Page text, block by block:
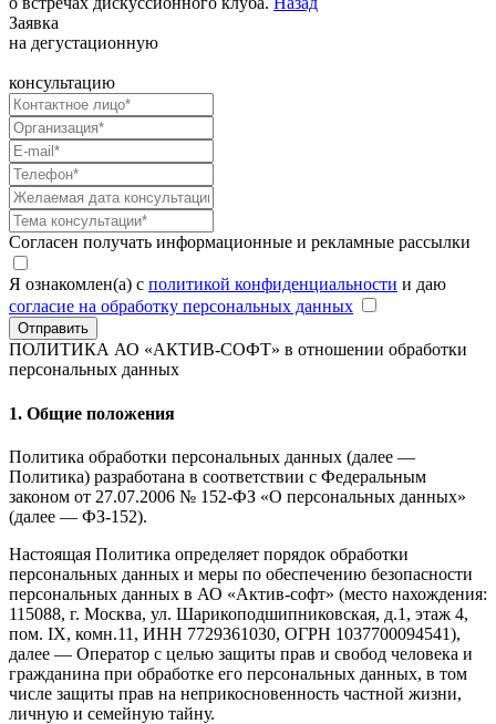
Заявка
на дегустационную
консультацию
Согласен получать информационные и рекламные рассылки
Я ознакомлен(а) с политикой конфиденциальности и даю
согласие на обработку персональных данных
Отправить
ПОЛИТИКА АО «АКТИВ-СОФТ» в отношении обработки
персональных данных
1. Общие положения
Политика обработки персональных данных (далее —
Политика) разработана в соответствии с Федеральным
законом от 27.07.2006 № 152-ФЗ «О персональных данных»
(далее — ФЗ-152).
Настоящая Политика определяет порядок обработки
персональных данных и меры по обеспечению безопасности
персональных данных в АО «Актив-софт» (место нахождения:
115088, г. Москва, ул. Шарикоподшипниковская, д.1, этаж 4,
пом. IX, комн.11, ИНН 7729361030, ОГРН 1037700094541),
далее — Оператор с целью защиты прав и свобод человека и
гражданина при обработке его персональных данных, в том
числе защиты прав на неприкосновенность частной жизни,
личную и семейную тайну.